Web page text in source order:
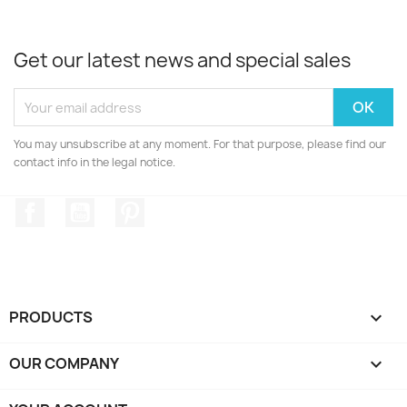
Get our latest news and special sales
You may unsubscribe at any moment. For that purpose, please find our
contact info in the legal notice.
PRODUCTS 
OUR COMPANY 